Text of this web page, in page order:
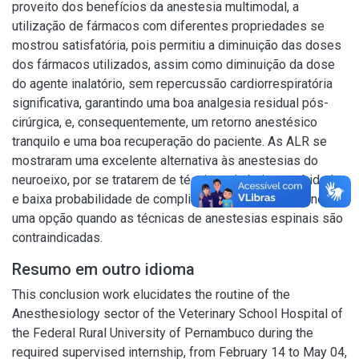
proveito dos benefícios da anestesia multimodal, a
utilização de fármacos com diferentes propriedades se
mostrou satisfatória, pois permitiu a diminuição das doses
dos fármacos utilizados, assim como diminuição da dose
do agente inalatório, sem repercussão cardiorrespiratória
significativa, garantindo uma boa analgesia residual pós-
cirúrgica, e, consequentemente, um retorno anestésico
tranquilo e uma boa recuperação do paciente. As ALR se
mostraram uma excelente alternativa às anestesias do
neuroeixo, por se tratarem de técnicas de baixa morbidade
e baixa probabilidade de complicações, e também sendo
uma opção quando as técnicas de anestesias espinais são
contraindicadas.
Resumo em outro idioma
This conclusion work elucidates the routine of the
Anesthesiology sector of the Veterinary School Hospital of
the Federal Rural University of Pernambuco during the
required supervised internship, from February 14 to May 04,